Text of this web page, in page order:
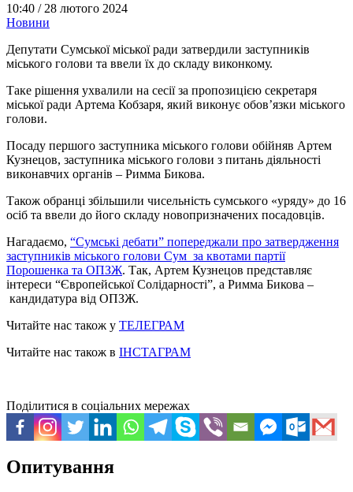
10:40 / 28 лютого 2024
Новини
Депутати Сумської міської ради затвердили заступників
міського голови та ввели їх до складу виконкому.
Таке рішення ухвалили на сесії за пропозицією секретаря
міської ради Артема Кобзаря, який виконує обов’язки міського
голови.
Посаду першого заступника міського голови обійняв Артем
Кузнецов, заступника міського голови з питань діяльності
виконавчих органів – Римма Бикова.
Також обранці збільшили чисельність сумського «уряду» до 16
осіб та ввели до його складу новопризначених посадовців.
Нагадаємо, “Сумські дебати” попереджали про затвердження
заступників міського голови Сум за квотами партії
Порошенка та ОПЗЖ. Так, Артем Кузнецов представляє
інтереси “Європейської Солідарності”, а Римма Бикова –
кандидатура від ОПЗЖ.
Читайте нас також у ТЕЛЕГРАМ
Читайте нас також в ІНСТАГРАМ
Поділитися в соціальних мережах
Опитування